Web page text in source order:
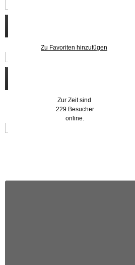
Zu Favoriten hinzufügen
Zur Zeit sind
229 Besucher
online.